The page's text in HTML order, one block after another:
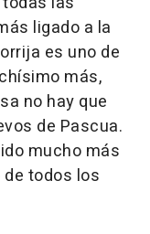
ligado a la
es uno de
más,
no hay que
de Pascua.
mucho más
todos los